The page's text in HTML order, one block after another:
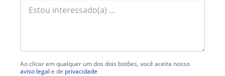
Ao clicar em qualquer um dos dois botões, você aceita nosso
aviso legal e de privacidade